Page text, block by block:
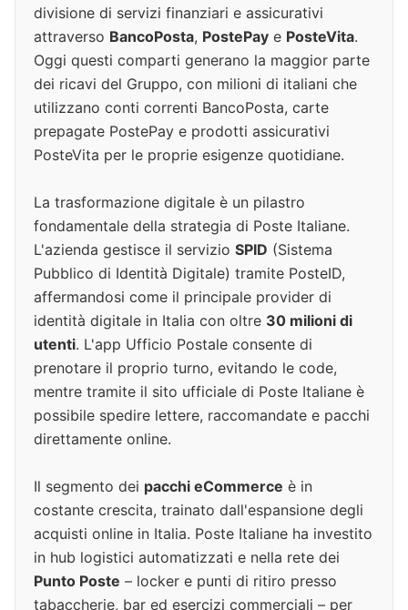
divisione di servizi finanziari e assicurativi
attraverso BancoPosta, PostePay e PosteVita.
Oggi questi comparti generano la maggior parte
dei ricavi del Gruppo, con milioni di italiani che
utilizzano conti correnti BancoPosta, carte
prepagate PostePay e prodotti assicurativi
PosteVita per le proprie esigenze quotidiane.
La trasformazione digitale è un pilastro
fondamentale della strategia di Poste Italiane.
L'azienda gestisce il servizio SPID (Sistema
Pubblico di Identità Digitale) tramite PosteID,
affermandosi come il principale provider di
identità digitale in Italia con oltre 30 milioni di
utenti. L'app Ufficio Postale consente di
prenotare il proprio turno, evitando le code,
mentre tramite il sito ufficiale di Poste Italiane è
possibile spedire lettere, raccomandate e pacchi
direttamente online.
Il segmento dei pacchi eCommerce è in
costante crescita, trainato dall'espansione degli
acquisti online in Italia. Poste Italiane ha investito
in hub logistici automatizzati e nella rete dei
Punto Poste – locker e punti di ritiro presso
tabaccherie, bar ed esercizi commerciali – per